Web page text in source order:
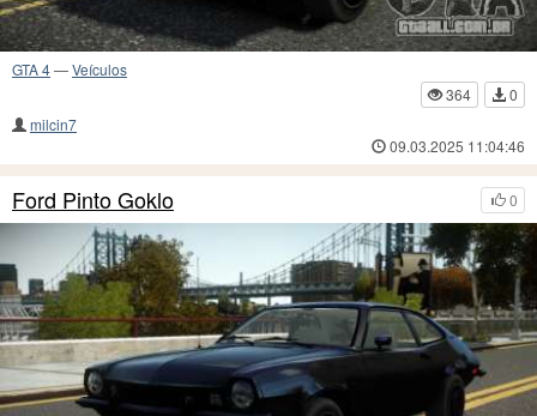
GTA 4—Veículos
364
0
milcin7
09.03.2025 11:04:46
0
Ford Pinto Goklo